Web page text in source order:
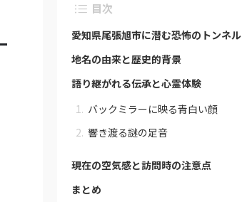
目次
愛知県尾張旭市に潜む恐怖のトンネル
地名の由来と歴史的背景
語り継がれる伝承と心霊体験
バックミラーに映る青白い顔
響き渡る謎の足音
現在の空気感と訪問時の注意点
まとめ